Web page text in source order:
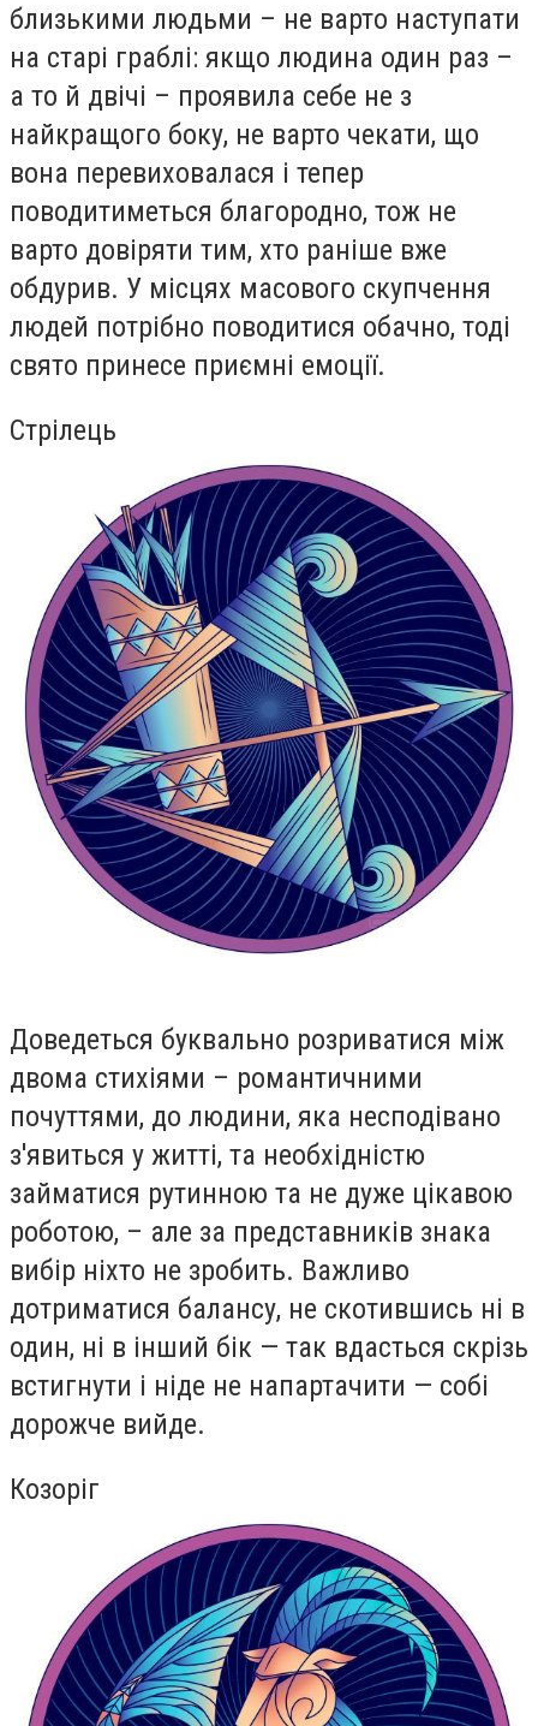
близькими людьми – не варто наступати
на старі граблі: якщо людина один раз –
а то й двічі – проявила себе не з
найкращого боку, не варто чекати, що
вона перевиховалася і тепер
поводитиметься благородно, тож не
варто довіряти тим, хто раніше вже
обдурив. У місцях масового скупчення
людей потрібно поводитися обачно, тоді
свято принесе приємні емоції.
Стрілець
Доведеться буквально розриватися між
двома стихіями – романтичними
почуттями, до людини, яка несподівано
з'явиться у житті, та необхідністю
займатися рутинною та не дуже цікавою
роботою, – але за представників знака
вибір ніхто не зробить. Важливо
дотриматися балансу, не скотившись ні в
один, ні в інший бік — так вдасться скрізь
встигнути і ніде не напартачити — собі
дорожче вийде.
Козоріг